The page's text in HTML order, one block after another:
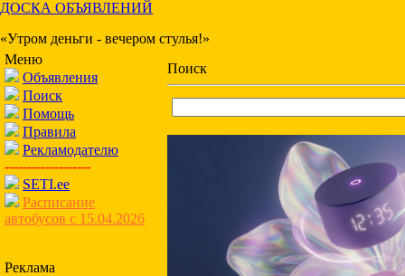
ДОСКА ОБЪЯВЛЕНИЙ
«Утром деньги - вечером стулья!»
Меню
Объявления
Поиск
Помощь
Правила
Рекламодателю
-------------------
SETI.ee
Расписание
автобусов с 15.04.2026
Реклама
Поиск